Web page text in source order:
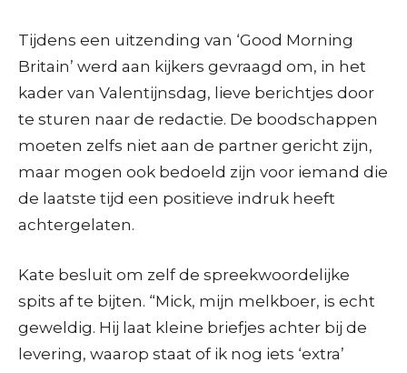
Tijdens een uitzending van ‘Good Morning
Britain’ werd aan kijkers gevraagd om, in het
kader van Valentijnsdag, lieve berichtjes door
te sturen naar de redactie. De boodschappen
moeten zelfs niet aan de partner gericht zijn,
maar mogen ook bedoeld zijn voor iemand die
de laatste tijd een positieve indruk heeft
achtergelaten.
Kate besluit om zelf de spreekwoordelijke
spits af te bijten. “Mick, mijn melkboer, is echt
geweldig. Hij laat kleine briefjes achter bij de
levering, waarop staat of ik nog iets ‘extra’